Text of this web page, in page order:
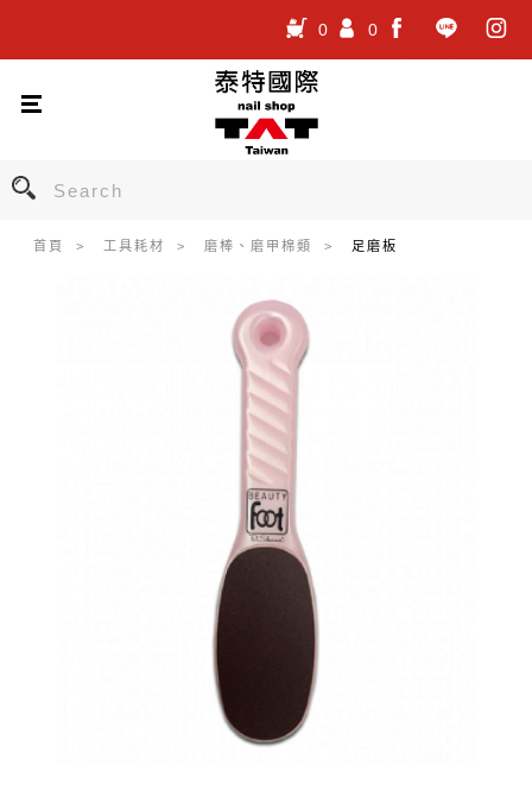
0
0
首頁 工具耗材 磨棒、磨甲棉類 足磨板